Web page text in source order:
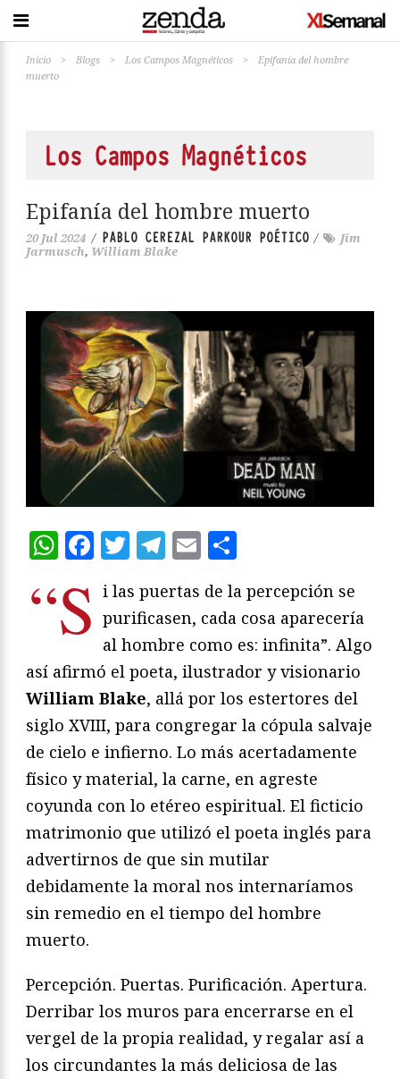
Inicio > Blogs > Los Campos Magnéticos >
Epifanía del hombre
muerto
Los Campos Magnéticos
Epifanía del hombre muerto
20 Jul 2024 / PABLO CEREZAL PARKOUR POÉTICO /
Jim
Jarmusch, William Blake
WhatsApp
Facebook
Twitter
Telegram
Email
“S i las puertas de la percepción se
purificasen, cada cosa aparecería
al hombre como es: infinita”. Algo
así afirmó el poeta, ilustrador y visionario
William Blake, allá por los estertores del
siglo XVIII, para congregar la cópula salvaje
de cielo e infierno. Lo más acertadamente
físico y material, la carne, en agreste
coyunda con lo etéreo espiritual. El ficticio
matrimonio que utilizó el poeta inglés para
advertirnos de que sin mutilar
debidamente la moral nos internaríamos
sin remedio en el tiempo del hombre
muerto.
Percepción. Puertas. Purificación. Apertura.
Derribar los muros para encerrarse en el
vergel de la propia realidad, y regalar así a
los circundantes la más deliciosa de las